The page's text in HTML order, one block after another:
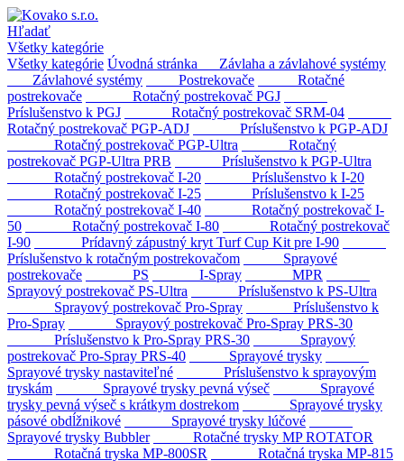
Hľadať
Všetky kategórie
Všetky kategórie Úvodná stránka
Závlaha a závlahové systémy
Závlahové systémy
Postrekovače
Rotačné
postrekovače
Rotačný postrekovač PGJ
Príslušenstvo k PGJ
Rotačný postrekovač SRM-04
Rotačný postrekovač PGP-ADJ
Príslušenstvo k PGP-ADJ
Rotačný postrekovač PGP-Ultra
Rotačný
postrekovač PGP-Ultra PRB
Príslušenstvo k PGP-Ultra
Rotačný postrekovač I-20
Príslušenstvo k I-20
Rotačný postrekovač I-25
Príslušenstvo k I-25
Rotačný postrekovač I-40
Rotačný postrekovač I-
50
Rotačný postrekovač I-80
Rotačný postrekovač
I-90
Prídavný zápustný kryt Turf Cup Kit pre I-90
Príslušenstvo k rotačným postrekovačom
Sprayové
postrekovače
PS I-Spray
MPR
Sprayový postrekovač PS-Ultra
Príslušenstvo k PS-Ultra
Sprayový postrekovač Pro-Spray
Príslušenstvo k
Pro-Spray
Sprayový postrekovač Pro-Spray PRS-30
Príslušenstvo k Pro-Spray PRS-30
Sprayový
postrekovač Pro-Spray PRS-40
Sprayové trysky
Sprayové trysky nastaviteľné
Príslušenstvo k sprayovým
tryskám
Sprayové trysky pevná výseč
Sprayové
trysky pevná výseč s krátkym dostrekom
Sprayové trysky
pásové obdĺžnikové
Sprayové trysky lúčové
Sprayové trysky Bubbler
Rotačné trysky MP ROTATOR
Rotačná tryska MP-800SR
Rotačná tryska MP-815